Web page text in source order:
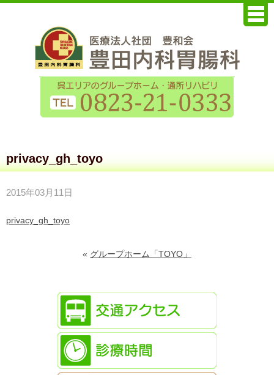
privacy_gh_toyo
2015年03月11日
privacy_gh_toyo
« グループホーム「TOYO」